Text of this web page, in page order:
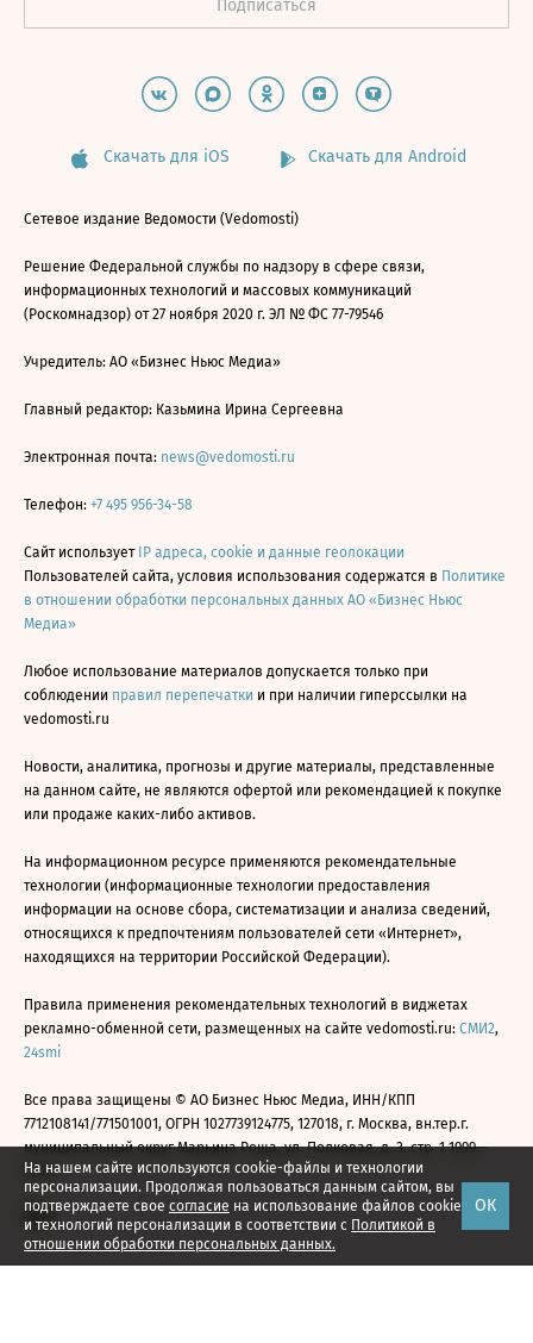
На нашем сайте используются cookie-файлы и технологии
персонализации. Продолжая пользоваться данным сайтом, вы
подтверждаете свое согласие на использование файлов cookie
и технологий персонализации в соответствии с Политикой в
отношении обработки персональных данных.
ОК
Скачать для iOS Скачать для Android
Сетевое издание Ведомости (Vedomosti)
Решение Федеральной службы по надзору в сфере связи,
информационных технологий и массовых коммуникаций
(Роскомнадзор) от 27 ноября 2020 г. ЭЛ № ФС 77-79546
Учредитель: АО «Бизнес Ньюс Медиа»
Главный редактор: Казьмина Ирина Сергеевна
Электронная почта: news@vedomosti.ru
Телефон: +7 495 956-34-58
Сайт использует IP адреса, cookie и данные геолокации
Пользователей сайта, условия использования содержатся в Политике
в отношении обработки персональных данных АО «Бизнес Ньюс
Медиа»
Любое использование материалов допускается только при
соблюдении правил перепечатки и при наличии гиперссылки на
vedomosti.ru
Новости, аналитика, прогнозы и другие материалы, представленные
на данном сайте, не являются офертой или рекомендацией к покупке
или продаже каких-либо активов.
На информационном ресурсе применяются рекомендательные
технологии (информационные технологии предоставления
информации на основе сбора, систематизации и анализа сведений,
относящихся к предпочтениям пользователей сети «Интернет»,
находящихся на территории Российской Федерации).
Правила применения рекомендательных технологий в виджетах
рекламно-обменной сети, размещенных на сайте vedomosti.ru: СМИ2,
24smi
Все права защищены © АО Бизнес Ньюс Медиа, ИНН/КПП
7712108141/771501001, ОГРН 1027739124775, 127018, г. Москва, вн.тер.г.
муниципальный округ Марьина Роща, ул. Полковая, д. 3, стр. 1 1999—
2026